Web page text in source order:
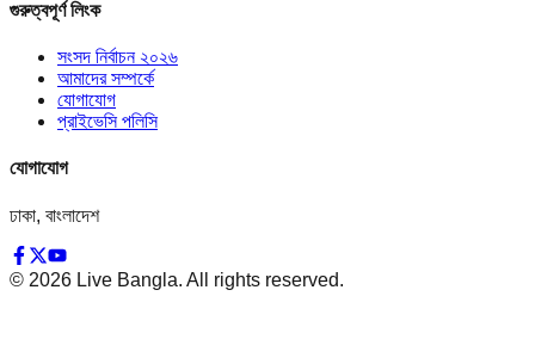
গুরুত্বপূর্ণ লিংক
সংসদ নির্বাচন ২০২৬
আমাদের সম্পর্কে
যোগাযোগ
প্রাইভেসি পলিসি
যোগাযোগ
ঢাকা, বাংলাদেশ
© 2026 Live Bangla. All rights reserved.